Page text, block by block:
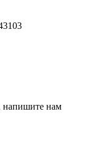
напишите нам